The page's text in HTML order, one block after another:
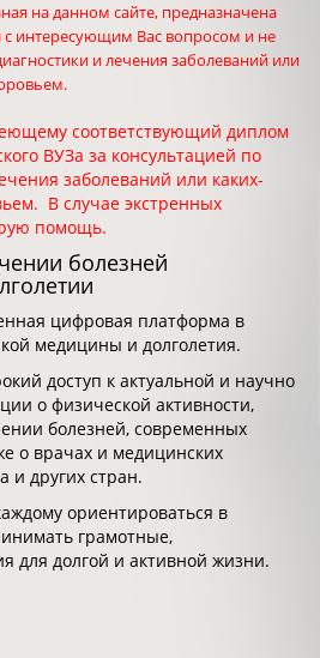
на данном сайте, предназначена
интересующим Вас вопросом и не
и лечения заболеваний или
соответствующий диплом
ВУЗа за консультацией по
заболеваний или каких-
В случае экстренных
помощь.
болезней
цифровая платформа в
медицины и долголетия.
доступ к актуальной и научно
о физической активности,
болезней, современных
о врачах и медицинских
и других стран.
ориентироваться в
грамотные,
для долгой и активной жизни.